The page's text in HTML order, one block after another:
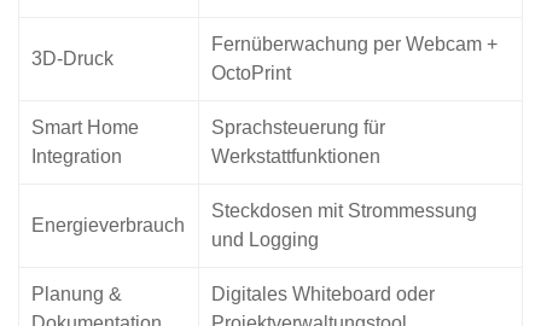
3D-Druck
Fernüberwachung per Webcam +
OctoPrint
Smart Home
Integration
Sprachsteuerung für
Werkstattfunktionen
Energieverbrauch
Steckdosen mit Strommessung
und Logging
Planung &
Digitales Whiteboard oder